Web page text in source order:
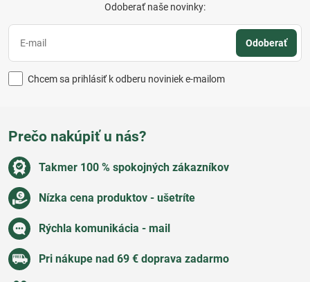
Odoberať naše novinky:
Odoberať
Chcem sa prihlásiť k odberu noviniek e-mailom
Prečo nakúpiť u nás?
Takmer 100 % spokojných zákazníkov
Nízka cena produktov - ušetríte
Rýchla komunikácia - mail
Pri nákupe nad 69 € doprava zadarmo